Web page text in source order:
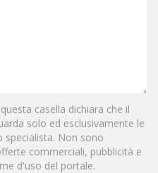
casella dichiara che il
solo ed esclusivamente le
specialista. Non sono
commerciali, pubblicità e
d'uso del portale.